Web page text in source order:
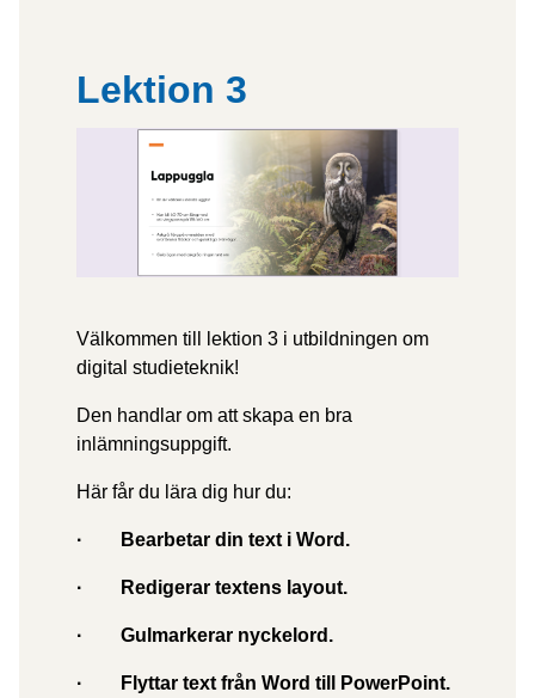
Lektion 3
Välkommen till lektion 3 i utbildningen om
digital studieteknik!
Den handlar om att skapa en bra
inlämningsuppgift.
Här får du lära dig hur du:
· Bearbetar din text i Word.
· Redigerar textens layout.
· Gulmarkerar nyckelord.
· Flyttar text från Word till PowerPoint.